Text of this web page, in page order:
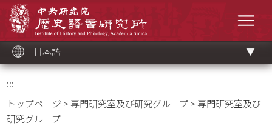
ッ
ク
日本語
:::
トップページ > 専門研究室及び研究グループ> 専門研究室及び
研究グループ